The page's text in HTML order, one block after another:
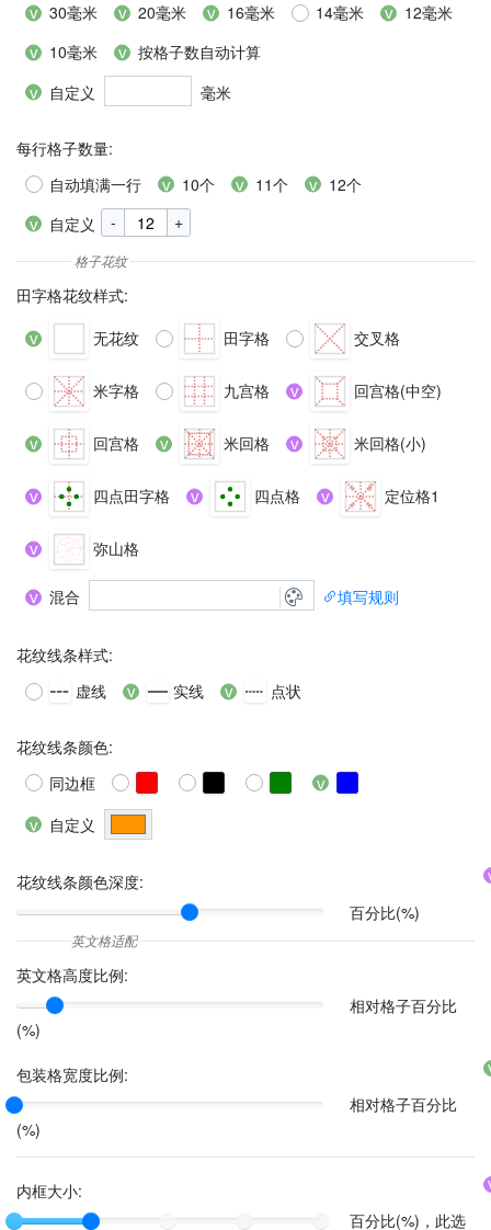
30毫米
20毫米 16毫米 14毫米
12毫米
10毫米
按格子数自动计算
自定义
毫米
每行格子数量:
自动填满一行
10个 11个
12个
自定义
- +
田字格花纹样式:
无花纹
田字格 交叉格
米字格 九宫格 回宫格(中空)
回宫格 米回格 米回格(小)
四点田字格 四点格 定位格1
弥山格
混合 填写规则
花纹线条样式:
虚线
实线 点状
花纹线条颜色:
同边框
自定义
花纹线条颜色深度:
百分比(%)
英文格高度比例:
相对格子百分比
(%)
包装格宽度比例:
相对格子百分比
(%)
内框大小:
百分比(%)，此选